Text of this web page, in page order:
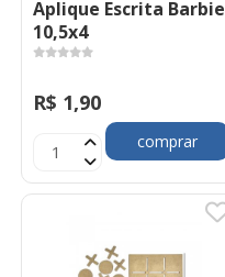
Aplique Escrita Barbie
10,5x4
R$ 1,90
comprar